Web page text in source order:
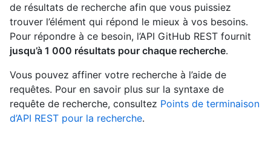
de résultats de recherche afin que vous puissiez
trouver l’élément qui répond le mieux à vos besoins.
Pour répondre à ce besoin, l’API GitHub REST fournit
jusqu’à 1 000 résultats pour chaque recherche.
Vous pouvez affiner votre recherche à l’aide de
requêtes. Pour en savoir plus sur la syntaxe de
requête de recherche, consultez Points de terminaison
d’API REST pour la recherche.